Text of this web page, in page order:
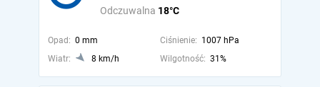
Odczuwalna 18°C
Opad: 0 mm Ciśnienie: 1007 hPa
Wiatr:
8 km/h Wilgotność: 31%